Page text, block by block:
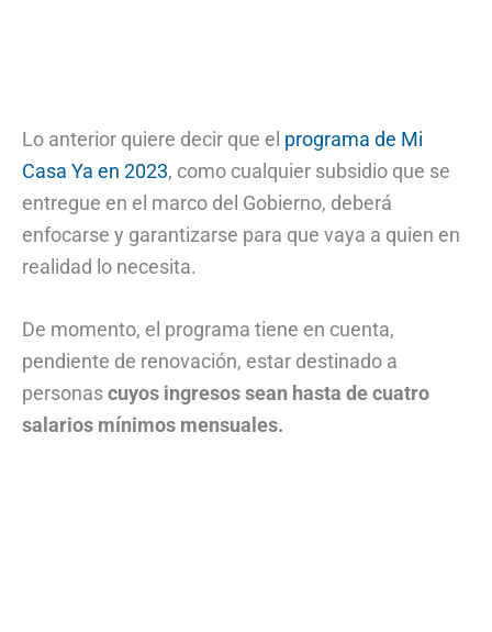
Lo anterior quiere decir que el programa de Mi
Casa Ya en 2023, como cualquier subsidio que se
entregue en el marco del Gobierno, deberá
enfocarse y garantizarse para que vaya a quien en
realidad lo necesita.
De momento, el programa tiene en cuenta,
pendiente de renovación, estar destinado a
personascuyos ingresos sean hasta de cuatro
salarios mínimos mensuales.